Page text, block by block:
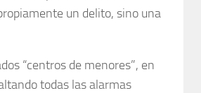
un delito, sino una
“centros de menores”, en
todas las alarmas